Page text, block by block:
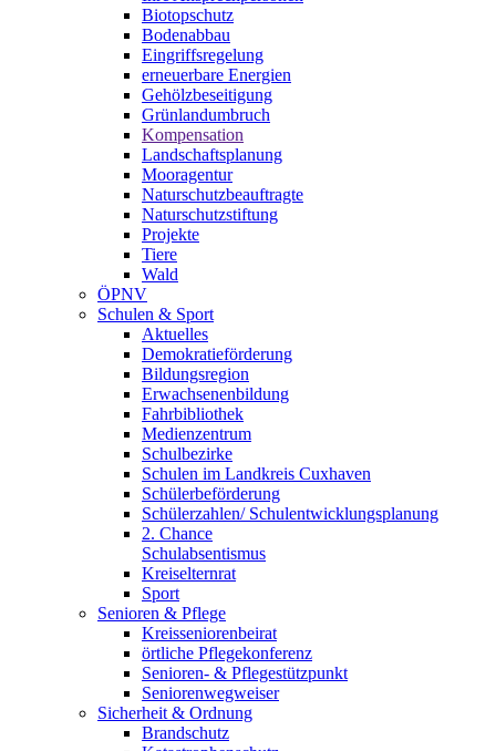
Biotopschutz
Bodenabbau
Eingriffsregelung
erneuerbare Energien
Gehölzbeseitigung
Grünlandumbruch
Kompensation
Landschaftsplanung
Mooragentur
Naturschutzbeauftragte
Naturschutzstiftung
Projekte
Tiere
Wald
ÖPNV
Schulen & Sport
Aktuelles
Demokratieförderung
Bildungsregion
Erwachsenenbildung
Fahrbibliothek
Medienzentrum
Schulbezirke
Schulen im Landkreis Cuxhaven
Schülerbeförderung
Schülerzahlen/ Schulentwicklungsplanung
2. Chance
Schulabsentismus
Kreiselternrat
Sport
Senioren & Pflege
Kreisseniorenbeirat
örtliche Pflegekonferenz
Senioren- & Pflegestützpunkt
Seniorenwegweiser
Sicherheit & Ordnung
Brandschutz